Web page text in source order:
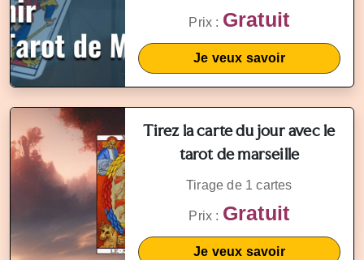
Prix : Gratuit
Je veux savoir
Tirez la carte du jour avec le
tarot de marseille
Tirage de 1 cartes
Prix : Gratuit
Je veux savoir